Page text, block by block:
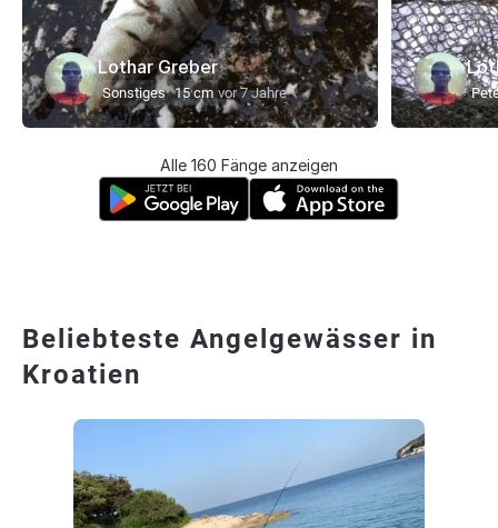
Lothar Greber
Sonstiges 15 cm vor 7 Jahre
Alle 160 Fänge anzeigen
Beliebteste Angelgewässer in
Kroatien